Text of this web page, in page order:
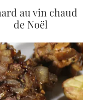
au vin chaud
de Noël